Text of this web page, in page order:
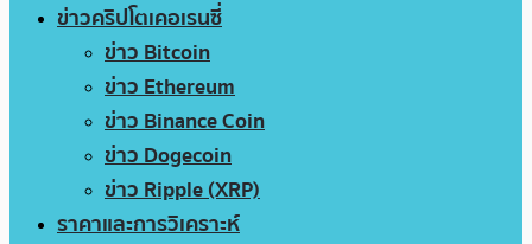
ข่าวคริปโตเคอเรนซี่
ข่าว Bitcoin
ข่าว Ethereum
ข่าว Binance Coin
ข่าว Dogecoin
ข่าว Ripple (XRP)
ราคาและการวิเคราะห์